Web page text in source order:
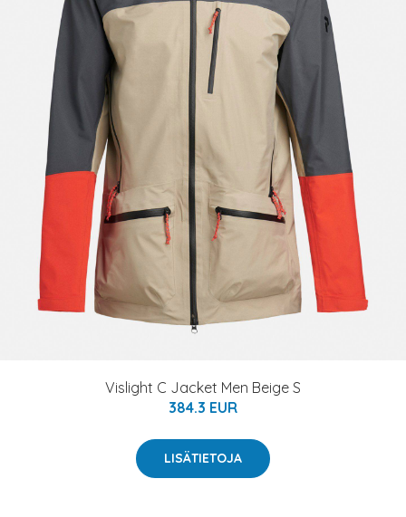
Vislight C Jacket Men Beige S
384.3 EUR
LISÄTIETOJA